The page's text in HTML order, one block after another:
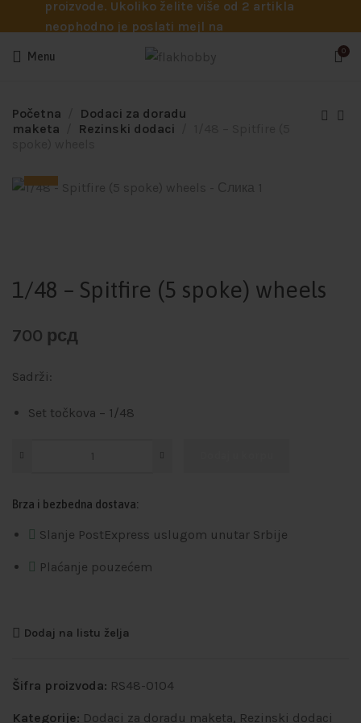
proizvode. Ukoliko želite više od 2 artikla
neophodno je poslati mejl na
potrebna pomoć oko odabira.
Menu 0
Početna
Dodaci za doradu
maketa
Rezinski dodaci
1/48 – Spitfire (5 spoke) wheels
700 рсд
Sadrži:
Set točkova – 1/48
Brza i bezbedna dostava:
Slanje PostExpress uslugom unutar Srbije
Plaćanje pouzećem
Dodaj na listu želja
Šifra proizvoda: RS48-0104
Kategorije: Dodaci za doradu maketa, Rezinski dodaci